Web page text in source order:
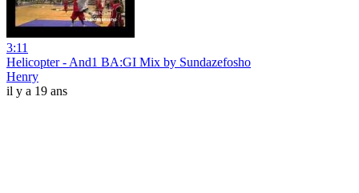
3:11
Helicopter - And1 BA:GI Mix by Sundazefosho
Henry
il y a 19 ans